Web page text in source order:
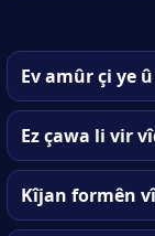
Ev amûr çi ye
Ez çawa li vir
Kîjan formên